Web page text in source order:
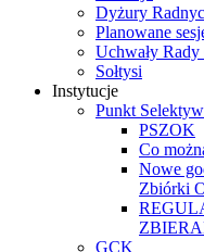
Dyżury
Planowane
Uchwały
Sołtysi
Instytucje
Punkt
PSZOK
Co
Nowe
Zbiórki
GCK